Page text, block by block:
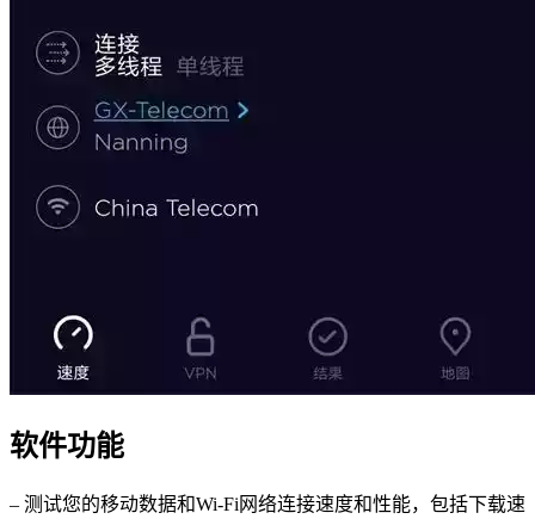
软件功能
– 测试您的移动数据和Wi-Fi网络连接速度和性能，包括下载速